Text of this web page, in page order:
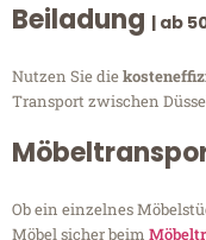
Beiladung | ab
Nutzen Sie die
Transport zwischen
Ob ein einzelnes
Möbel sicher beim